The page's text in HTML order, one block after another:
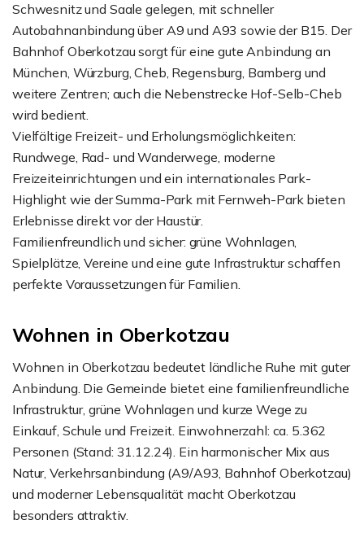
Schwesnitz und Saale gelegen, mit schneller
Autobahnanbindung über A9 und A93 sowie der B15. Der
Bahnhof Oberkotzau sorgt für eine gute Anbindung an
München, Würzburg, Cheb, Regensburg, Bamberg und
weitere Zentren; auch die Nebenstrecke Hof-Selb-Cheb
wird bedient.
Vielfältige Freizeit- und Erholungsmöglichkeiten:
Rundwege, Rad- und Wanderwege, moderne
Freizeiteinrichtungen und ein internationales Park-
Highlight wie der Summa-Park mit Fernweh-Park bieten
Erlebnisse direkt vor der Haustür.
Familienfreundlich und sicher: grüne Wohnlagen,
Spielplätze, Vereine und eine gute Infrastruktur schaffen
perfekte Voraussetzungen für Familien.
Wohnen in Oberkotzau
Wohnen in Oberkotzau bedeutet ländliche Ruhe mit guter
Anbindung. Die Gemeinde bietet eine familienfreundliche
Infrastruktur, grüne Wohnlagen und kurze Wege zu
Einkauf, Schule und Freizeit. Einwohnerzahl: ca. 5.362
Personen (Stand: 31.12.24). Ein harmonischer Mix aus
Natur, Verkehrsanbindung (A9/A93, Bahnhof Oberkotzau)
und moderner Lebensqualität macht Oberkotzau
besonders attraktiv.